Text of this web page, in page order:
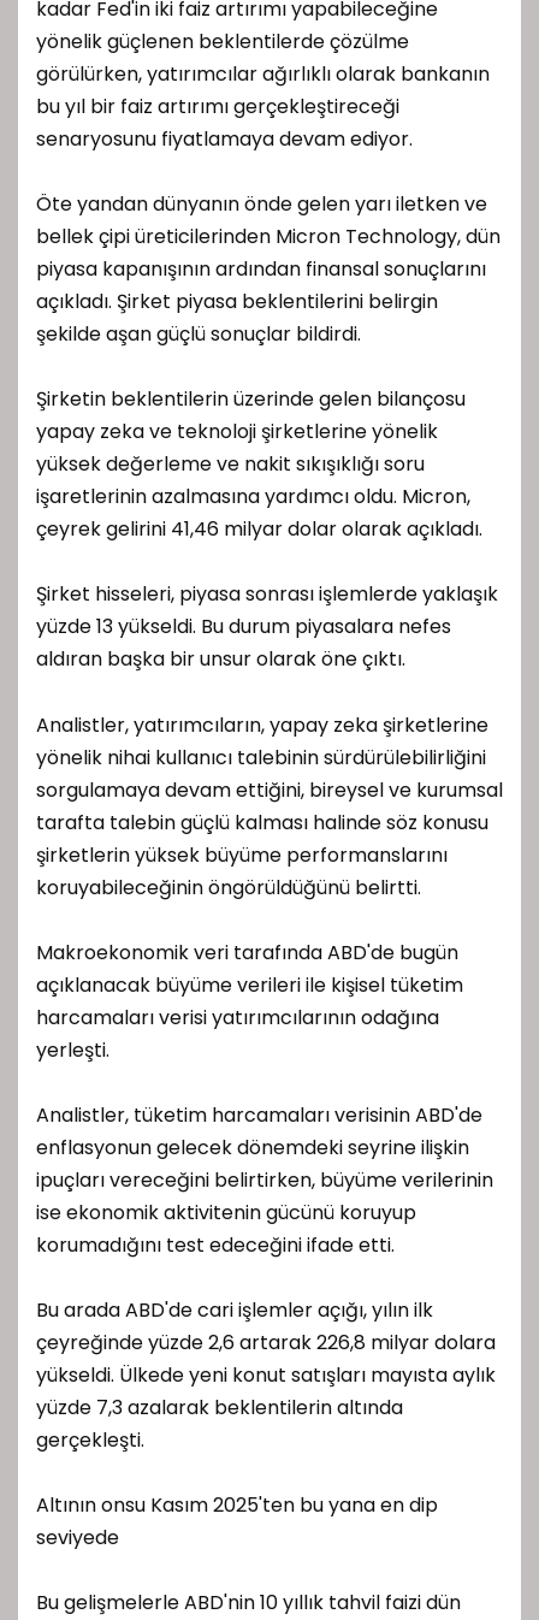
kadar Fed'in iki faiz artırımı yapabileceğine
yönelik güçlenen beklentilerde çözülme
görülürken, yatırımcılar ağırlıklı olarak bankanın
bu yıl bir faiz artırımı gerçekleştireceği
senaryosunu fiyatlamaya devam ediyor.
Öte yandan dünyanın önde gelen yarı iletken ve
bellek çipi üreticilerinden Micron Technology, dün
piyasa kapanışının ardından finansal sonuçlarını
açıkladı. Şirket piyasa beklentilerini belirgin
şekilde aşan güçlü sonuçlar bildirdi.
Şirketin beklentilerin üzerinde gelen bilançosu
yapay zeka ve teknoloji şirketlerine yönelik
yüksek değerleme ve nakit sıkışıklığı soru
işaretlerinin azalmasına yardımcı oldu. Micron,
çeyrek gelirini 41,46 milyar dolar olarak açıkladı.
Şirket hisseleri, piyasa sonrası işlemlerde yaklaşık
yüzde 13 yükseldi. Bu durum piyasalara nefes
aldıran başka bir unsur olarak öne çıktı.
Analistler, yatırımcıların, yapay zeka şirketlerine
yönelik nihai kullanıcı talebinin sürdürülebilirliğini
sorgulamaya devam ettiğini, bireysel ve kurumsal
tarafta talebin güçlü kalması halinde söz konusu
şirketlerin yüksek büyüme performanslarını
koruyabileceğinin öngörüldüğünü belirtti.
Makroekonomik veri tarafında ABD'de bugün
açıklanacak büyüme verileri ile kişisel tüketim
harcamaları verisi yatırımcılarının odağına
yerleşti.
Analistler, tüketim harcamaları verisinin ABD'de
enflasyonun gelecek dönemdeki seyrine ilişkin
ipuçları vereceğini belirtirken, büyüme verilerinin
ise ekonomik aktivitenin gücünü koruyup
korumadığını test edeceğini ifade etti.
Bu arada ABD'de cari işlemler açığı, yılın ilk
çeyreğinde yüzde 2,6 artarak 226,8 milyar dolara
yükseldi. Ülkede yeni konut satışları mayısta aylık
yüzde 7,3 azalarak beklentilerin altında
gerçekleşti.
Altının onsu Kasım 2025'ten bu yana en dip
seviyede
Bu gelişmelerle ABD'nin 10 yıllık tahvil faizi dün